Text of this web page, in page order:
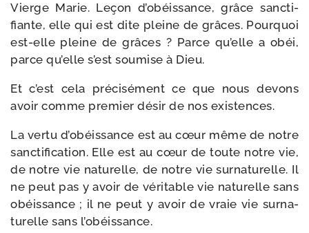
Vierge Marie. Leçon d’obéissance, grâce sanc­ti­
fiante, elle qui est dite pleine de grâces. Pourquoi
est-​elle pleine de grâces ? Parce qu’elle a obéi,
parce qu’elle s’est sou­mise à Dieu.
Et c’est cela pré­ci­sé­ment ce que nous devons
avoir comme pre­mier désir de nos existences.
La ver­tu d’obéissance est au cœur même de notre
sanc­ti­fi­ca­tion. Elle est au cœur de toute notre vie,
de notre vie natu­relle, de notre vie sur­na­tu­relle. Il
ne peut pas y avoir de véri­table vie natu­relle sans
obéis­sance ; il ne peut y avoir de vraie vie sur­na­
tu­relle sans l’obéissance.